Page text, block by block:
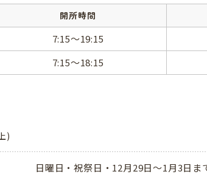
開所時間
7:15～19:15
7:15～18:15
)
日曜日・祝祭日・12月29日～1月3日ま